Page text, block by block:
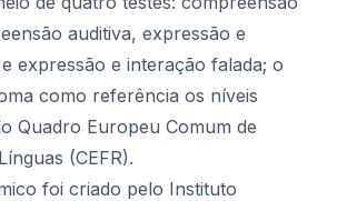
auditiva, expressão e
expressão e interação falada; o
como referência os níveis
Quadro Europeu Comum de
(CEFR).
foi criado pelo Instituto